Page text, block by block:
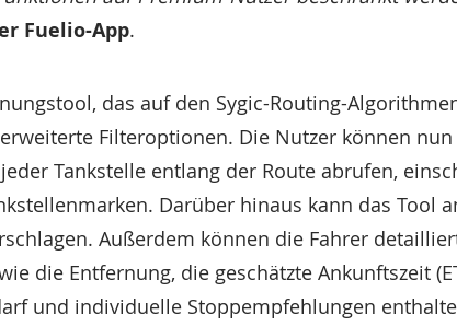
Fuelio-App.
das auf den Sygic-Routing-
Filteroptionen. Die Nutzer können
Tankstelle entlang der Route abrufen,
Darüber hinaus kann das Tool
Außerdem können die Fahrer
die Entfernung, die geschätzte Ankunftszeit
und individuelle Stoppempfehlungen